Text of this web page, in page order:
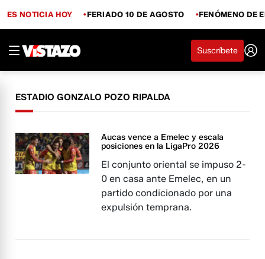
ES NOTICIA HOY FERIADO 10 DE AGOSTO FENÓMENO DE
Suscríbete
ESTADIO GONZALO POZO RIPALDA
Aucas vence a Emelec y escala
posiciones en la LigaPro 2026
El conjunto oriental se impuso 2-
0 en casa ante Emelec, en un
partido condicionado por una
expulsión temprana.